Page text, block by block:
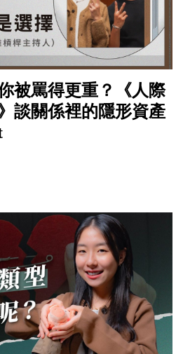
被罵得更重？《人際
談關係裡的隱形資產